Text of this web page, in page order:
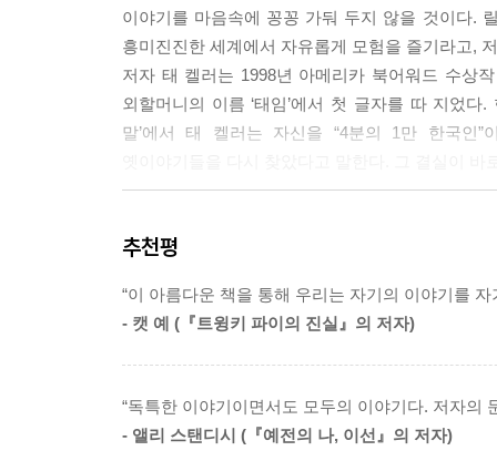
“나, 평생 내 심장 숨기려고 너무 많이 시간 쓰고
영어 잘 못하니까. 그리고 내 마음도 숨겨야지 생
야기 같을까 봐.”
할머니가 얕은 숨을 쉰다.
“그런데 내 이야기 꼭꼭 숨기니까 그 이야기가 날
--- p.307
심장이 작은 주먹을 쥐듯 조이는 것을 느끼면서
이야기를 마음속에 꽁꽁 가둬 두지 않을 것이다.
흥미진진한 세계에서 자유롭게 모험을 즐기라고,
저자 태 켈러는 1998년 아메리카 북어워드 수상
외할머니의 이름 ‘태임’에서 첫 글자를 따 지었다.
말’에서 태 켈러는 자신을 “4분의 1만 한국인
뼛속에서부터 그것을 느꼈다.
이야기들이 내 침대 밑으로 굴러 들어가 먼지만
잊었다.
그러다 내게 그 이야기들이 무척이나 필요함을 깨
되는 거였다. 하지만 언젠가부터 나는 내 피를 부
다시 나뉘지 않은 완전한 내가 되고 싶어서, 나는
추천평
“이 아름다운 책을 통해 우리는 자기의 이야기를
- 캣 예 (『트윙키 파이의 진실』의 저자)
“독특한 이야기이면서도 모두의 이야기다. 저자의
- 앨리 스탠디시 (『예전의 나, 이선』의 저자)